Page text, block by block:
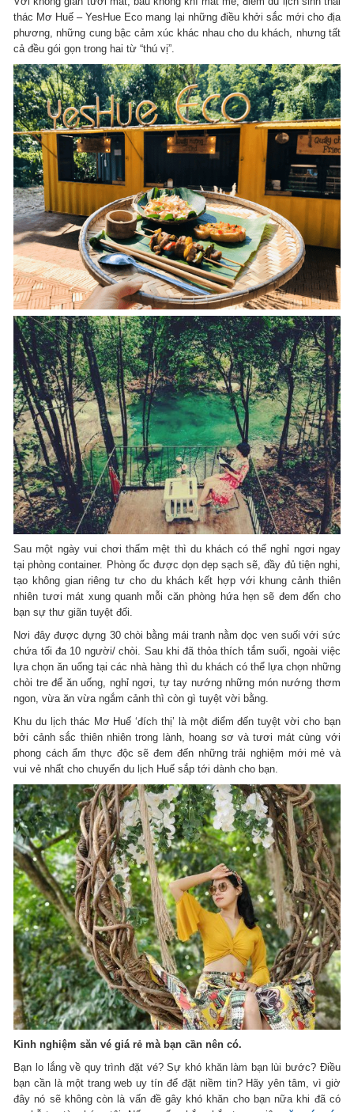
thác Mơ Huế – YesHue Eco mang lại những điều khởi sắc mới cho địa
phương, những cung bậc cảm xúc khác nhau cho du khách, nhưng tất
cả đều gói gọn trong hai từ “thú vị”.
Sau một ngày vui chơi thấm mệt thì du khách có thể nghỉ ngơi ngay
tại phòng container. Phòng ốc được dọn dẹp sạch sẽ, đầy đủ tiện nghi,
tạo không gian riêng tư cho du khách kết hợp với khung cảnh thiên
nhiên tươi mát xung quanh mỗi căn phòng hứa hẹn sẽ đem đến cho
bạn sự thư giãn tuyệt đối.
Nơi đây được dựng 30 chòi bằng mái tranh nằm dọc ven suối với sức
chứa tối đa 10 người/ chòi. Sau khi đã thỏa thích tắm suối, ngoài việc
lựa chọn ăn uống tại các nhà hàng thì du khách có thể lựa chọn những
chòi tre để ăn uống, nghỉ ngơi, tự tay nướng những món nướng thơm
ngon, vừa ăn vừa ngắm cảnh thì còn gì tuyệt vời bằng.
Khu du lịch thác Mơ Huế ‘đích thị’ là một điểm đến tuyệt vời cho bạn
bởi cảnh sắc thiên nhiên trong lành, hoang sơ và tươi mát cùng với
phong cách ẩm thực độc sẽ đem đến những trải nghiệm mới mẻ và
vui vẻ nhất cho chuyến du lịch Huế sắp tới dành cho bạn.
Kinh nghiệm săn vé giá rẻ mà bạn cần nên có.
Bạn lo lắng về quy trình đặt vé? Sự khó khăn làm bạn lùi bước? Điều
bạn cần là một trang web uy tín để đặt niềm tin? Hãy yên tâm, vì giờ
đây nó sẽ không còn là vấn đề gây khó khăn cho bạn nữa khi đã có